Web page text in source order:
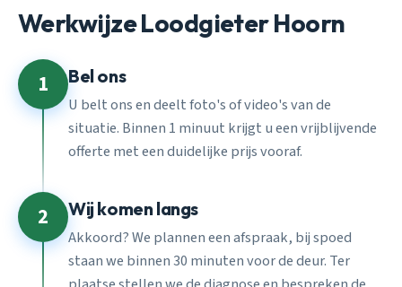
Werkwijze Loodgieter Hoorn
1 Bel ons
U belt ons en deelt foto's of video's van de
situatie. Binnen 1 minuut krijgt u een vrijblijvende
offerte met een duidelijke prijs vooraf.
2 Wij komen langs
Akkoord? We plannen een afspraak, bij spoed
staan we binnen 30 minuten voor de deur. Ter